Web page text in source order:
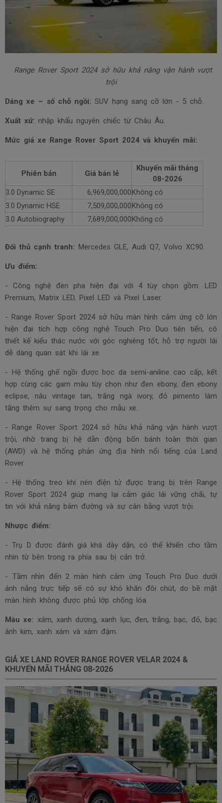
Range Rover Sport 2024 sở hữu khả năng vận hành vượt
trội
Dáng xe – số chỗ ngồi: SUV hạng sang cỡ lớn - 5 chỗ.
Xuất xứ: nhập khẩu nguyên chiếc từ Châu Âu.
Mức giá xe Range Rover Sport 2024 và khuyến mãi:
Phiên bản Giá bán lẻ
Khuyến mãi tháng
08-2026
3.0 Dynamic SE
6,969,000,000Không có
3.0 Dynamic HSE
7,509,000,000Không có
3.0 Autobiography
7,689,000,000Không có
Đối thủ cạnh tranh: Mercedes GLE, Audi Q7, Volvo XC90.
Ưu điểm:
- Công nghệ đèn pha hiện đại với 4 tùy chọn gồm: LED
Premium, Matrix LED, Pixel LED và Pixel Laser.
- Range Rover Sport 2024 sở hữu màn hình cảm ứng cỡ lớn
hiện đại tích hợp công nghệ Touch Pro Duo tiên tiến, có
thiết kế kiểu thác nước với góc nghiêng tốt, hỗ trợ người lái
dễ dàng quan sát khi lái xe.
- Hệ thống ghế ngồi được bọc da semi-aniline cao cấp, kết
hợp cùng các gam màu tùy chọn như đen ebony, đen ebony
eclipse, nâu vintage tan, trắng ngà ivory, đỏ pimento làm
tăng thêm sự sang trọng cho mẫu xe.
- Range Rover Sport 2024 sở hữu khả năng vận hành vượt
trội, nhờ trang bị hệ dẫn động bốn bánh toàn thời gian
(AWD) và hệ thống phản ứng địa hình nổi tiếng của Land
Rover.
- Hệ thống treo khí nén điện tử được trang bị trên Range
Rover Sport 2024 giúp mang lại cảm giác lái vững chãi, tự
tin với khả năng bám đường và sự cân bằng vượt trội.
Nhược điểm:
- Trụ D được đánh giá khá dày dặn, có thể khiến cho tầm
nhìn từ bên trong ra phía sau bị cản trở.
- Tầm nhìn đến 2 màn hình cảm ứng Touch Pro Duo dưới
ánh nắng trực tiếp sẽ có sự khó khăn đôi chút, do bề mặt
màn hình không được phủ lớp chống lóa.
Màu xe: xám, xanh dương, xanh lục, đen, trắng, bạc, đỏ, bạc
ánh kim, xanh xám và xám đậm.
GIÁ XE LAND ROVER RANGE ROVER VELAR 2024 &
KHUYẾN MÃI THÁNG 08-2026